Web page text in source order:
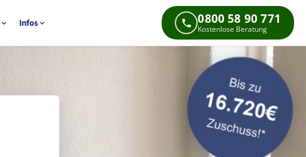
Infos 0800 58 90 771
Kostenlose Beratung